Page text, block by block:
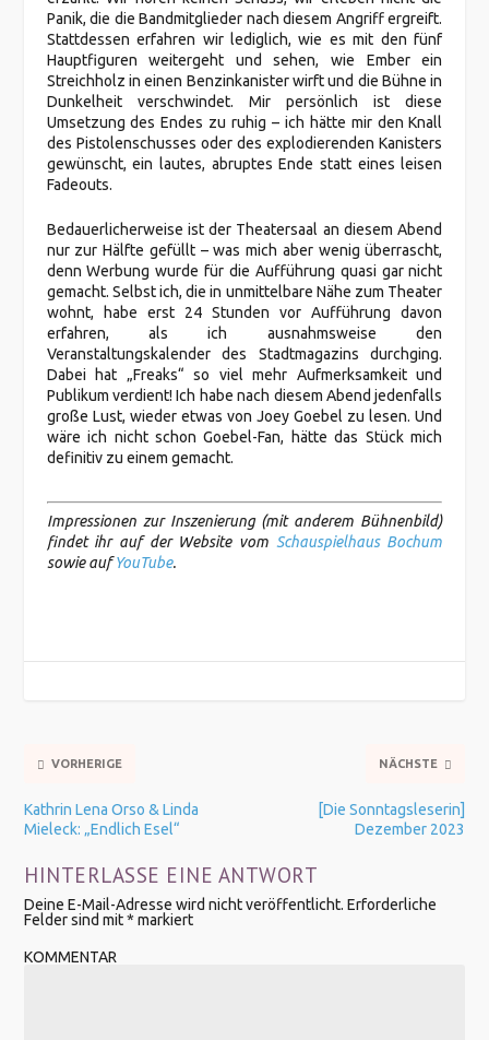
Panik, die die Bandmitglieder nach diesem Angriff ergreift.
Stattdessen erfahren wir lediglich, wie es mit den fünf
Hauptfiguren weitergeht und sehen, wie Ember ein
Streichholz in einen Benzinkanister wirft und die Bühne in
Dunkelheit verschwindet. Mir persönlich ist diese
Umsetzung des Endes zu ruhig – ich hätte mir den Knall
des Pistolenschusses oder des explodierenden Kanisters
gewünscht, ein lautes, abruptes Ende statt eines leisen
Fadeouts.
Bedauerlicherweise ist der Theatersaal an diesem Abend
nur zur Hälfte gefüllt – was mich aber wenig überrascht,
denn Werbung wurde für die Aufführung quasi gar nicht
gemacht. Selbst ich, die in unmittelbare Nähe zum Theater
wohnt, habe erst 24 Stunden vor Aufführung davon
erfahren, als ich ausnahmsweise den
Veranstaltungskalender des Stadtmagazins durchging.
Dabei hat „Freaks“ so viel mehr Aufmerksamkeit und
Publikum verdient! Ich habe nach diesem Abend jedenfalls
große Lust, wieder etwas von Joey Goebel zu lesen. Und
wäre ich nicht schon Goebel-Fan, hätte das Stück mich
definitiv zu einem gemacht.
Impressionen zur Inszenierung (mit anderem Bühnenbild)
findet ihr auf der Website vom Schauspielhaus Bochum
sowie aufYouTube.
VORHERIGE
Kathrin Lena Orso & Linda
Mieleck: „Endlich Esel“
NÄCHSTE
[Die Sonntagsleserin]
Dezember 2023
HINTERLASSE EINE ANTWORT
Deine E-Mail-Adresse wird nicht veröffentlicht. Erforderliche
Felder sind mit* markiert
KOMMENTAR